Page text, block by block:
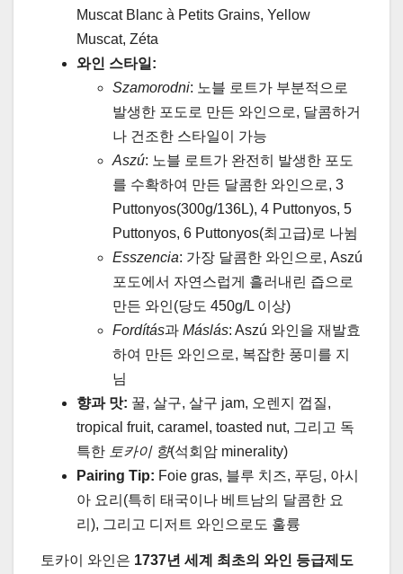
Muscat Blanc à Petits Grains, Yellow
Muscat, Zéta
와인 스타일:
Szamorodni: 노블 로트가 부분적으로
발생한 포도로 만든 와인으로, 달콤하거
나 건조한 스타일이 가능
Aszú: 노블 로트가 완전히 발생한 포도
를 수확하여 만든 달콤한 와인으로, 3
Puttonyos(300g/136L), 4 Puttonyos, 5
Puttonyos, 6 Puttonyos(최고급)로 나뉨
Esszencia: 가장 달콤한 와인으로, Aszú
포도에서 자연스럽게 흘러내린 즙으로
만든 와인(당도 450g/L 이상)
Fordítás과 Máslás: Aszú 와인을 재발효
하여 만든 와인으로, 복잡한 풍미를 지
님
향과 맛: 꿀, 살구, 살구 jam, 오렌지 껍질,
tropical fruit, caramel, toasted nut, 그리고 독
특한 토카이 향(석회암 minerality)
Pairing Tip: Foie gras, 블루 치즈, 푸딩, 아시
아 요리(특히 태국이나 베트남의 달콤한 요
리), 그리고 디저트 와인으로도 훌륭
토카이 와인은 1737년 세계 최초의 와인 등급제도